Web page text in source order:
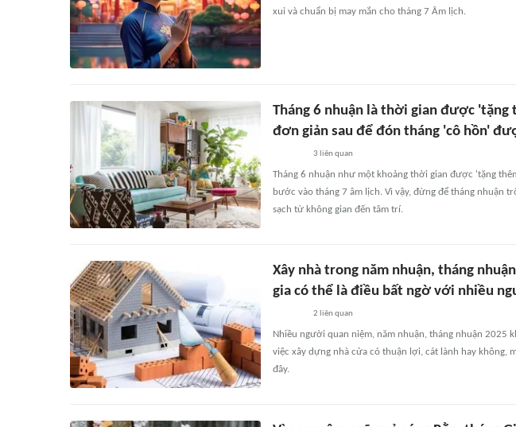
xui và chuẩn bị may mắn cho tháng 7 Âm lịch.
Tháng 6 nhuận là thời gian được 'tặng
đơn giản sau để đón tháng 'cô hồn'
3 liên quan
Tháng 6 nhuận như một khoảng thời gian được 'tặng
bước vào tháng 7 âm lịch. Vì vậy, đừng để tháng nhuận
sạch từ không gian đến tâm trí.
Xây nhà trong năm nhuận, tháng
gia có thể là điều bất ngờ với nhiều
2 liên quan
Nhiều người quan niệm, năm nhuận, tháng nhuận 2025
việc xây dựng nhà cửa có thuận lợi, cát lành hay không,
đây.